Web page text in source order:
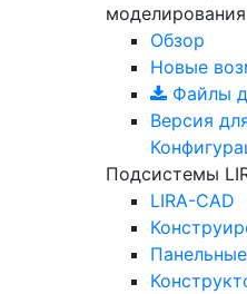
моделирования
Обзор
Новые
Файлы
Версия
Подсистемы
LIRA-CAD